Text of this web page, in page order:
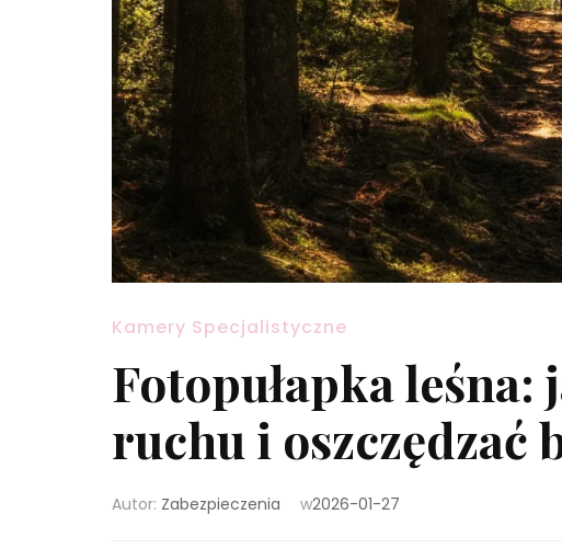
Kamery Specjalistyczne
Fotopułapka
ruchu i oszczędzać
Autor: Zabezpieczenia w2026-01-27